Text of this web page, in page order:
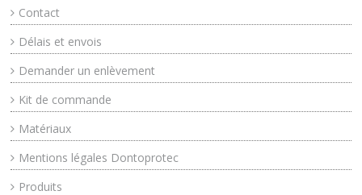
Contact
Délais et envois
Demander un enlèvement
Kit de commande
Matériaux
Mentions légales Dontoprotec
Produits